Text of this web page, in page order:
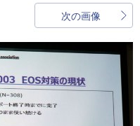
次の画像